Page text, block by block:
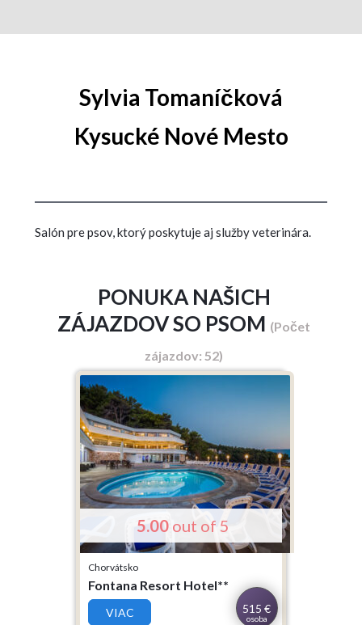
Sylvia Tomaníčková
Kysucké Nové Mesto
Salón pre psov, ktorý poskytuje aj služby veterinára.
PONUKA NAŠICH
ZÁJAZDOV SO PSOM (Počet
zájazdov: 52)
5.00out of 5
Chorvátsko
Fontana Resort Hotel**
VIAC 515€
osoba